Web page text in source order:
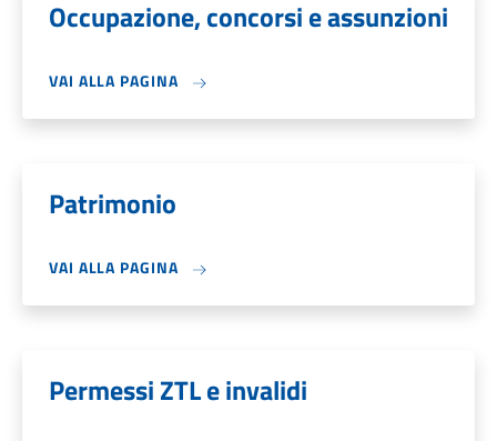
Occupazione, concorsi e assunzioni
VAI ALLA PAGINA
Patrimonio
VAI ALLA PAGINA
Permessi ZTL e invalidi